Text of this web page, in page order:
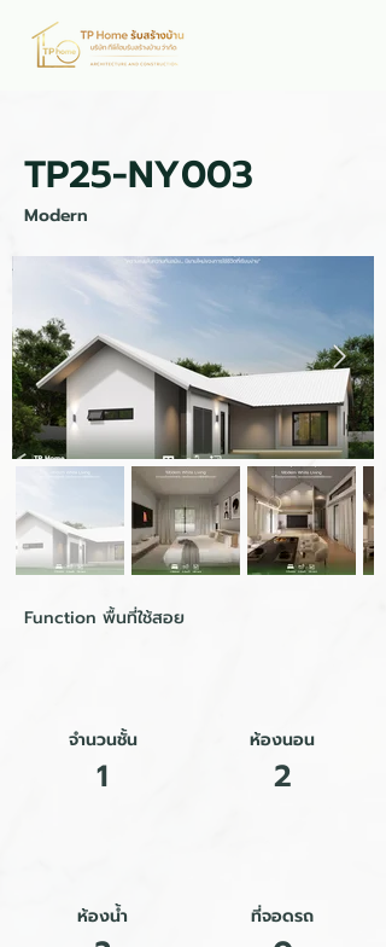
TP25-NY003
Modern
Function พื้นที่ใช้สอย
จำนวนชั้น
1
ห้องนอน
2
ห้องน้ำ ที่จอดรถ